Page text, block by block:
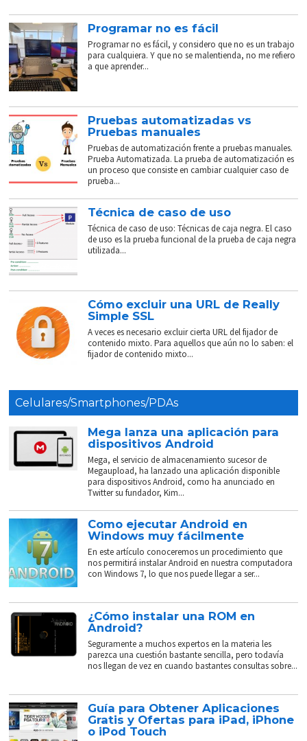
Programar no es fácil
Programar no es fácil, y considero que no es un trabajo
para cualquiera. Y que no se malentienda, no me refiero
a que aprender...
Pruebas automatizadas vs
Pruebas manuales
Pruebas de automatización frente a pruebas manuales.
Prueba Automatizada. La prueba de automatización es
un proceso que consiste en cambiar cualquier caso de
prueba...
Técnica de caso de uso
Técnica de caso de uso: Técnicas de caja negra. El caso
de uso es la prueba funcional de la prueba de caja negra
utilizada...
Cómo excluir una URL de Really
Simple SSL
A veces es necesario excluir cierta URL del fijador de
contenido mixto. Para aquellos que aún no lo saben: el
fijador de contenido mixto...
Celulares/Smartphones/PDAs
Mega lanza una aplicación para
dispositivos Android
Mega, el servicio de almacenamiento sucesor de
Megaupload, ha lanzado una aplicación disponible
para dispositivos Android, como ha anunciado en
Twitter su fundador, Kim...
Como ejecutar Android en
Windows muy fácilmente
En este artículo conoceremos un procedimiento que
nos permitirá instalar Android en nuestra computadora
con Windows 7, lo que nos puede llegar a ser...
¿Cómo instalar una ROM en
Android?
Seguramente a muchos expertos en la materia les
parezca una cuestión bastante sencilla, pero todavía
nos llegan de vez en cuando bastantes consultas sobre...
Guía para Obtener Aplicaciones
Gratis y Ofertas para iPad, iPhone
o iPod Touch